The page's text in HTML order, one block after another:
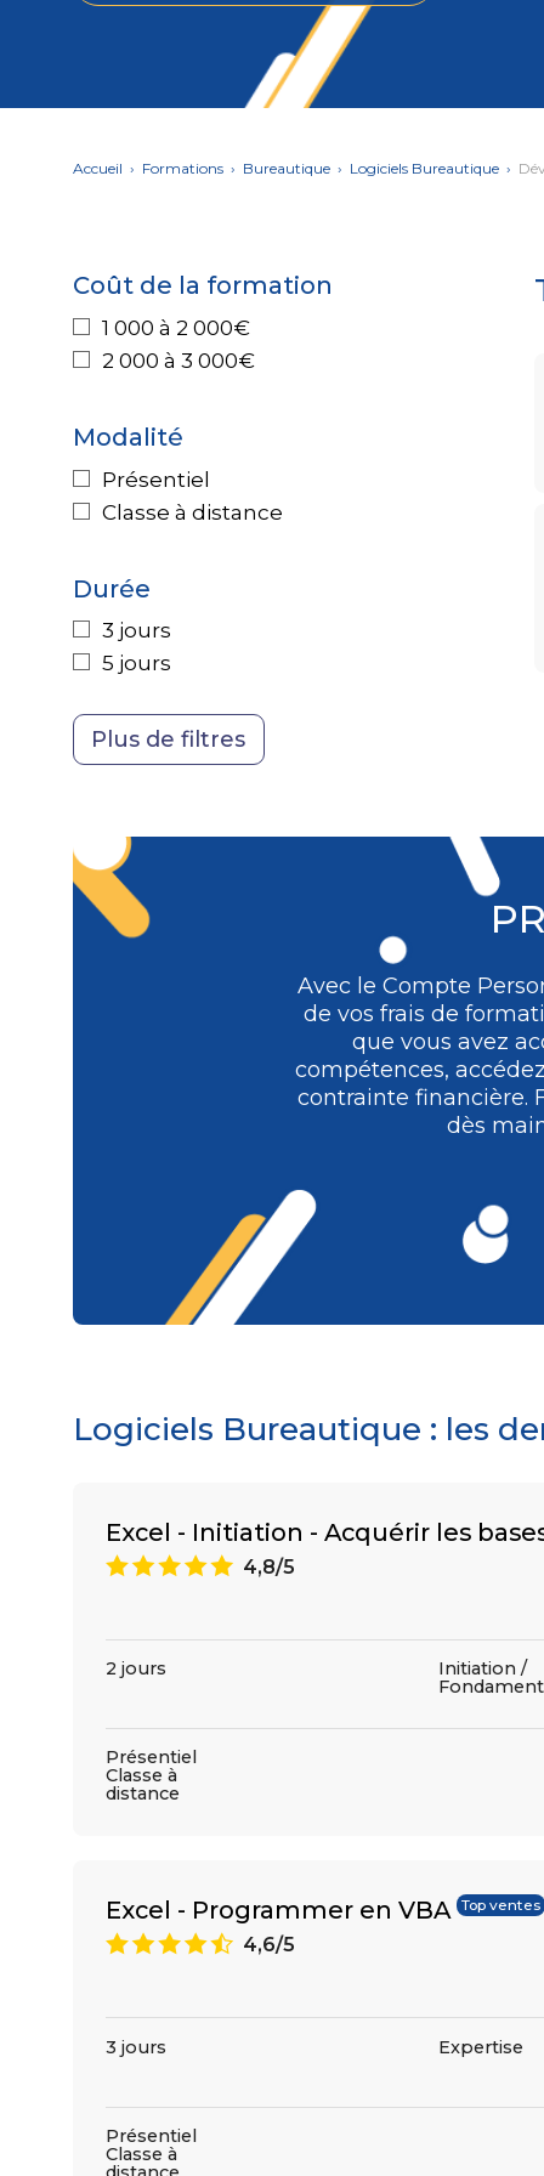
Créer ou refondre un
digitales
SOFT
COMPÉTENCES
INSERTION &
Conseiller en Insertion
Secrétaire Assistant Mé
Accueil › Formations › Bureautique › Logiciels Bureautique ›
Coût de la formation
1 000 à 2 000€
2 000 à 3 000€
Modalité
Présentiel
Classe à distance
Durée
3 jours
5 jours
Avec le Compte
de vos frais de
que vous avez
compétences,
contrainte financière.
dès
Logiciels Bureautique : les
Excel - Initiation - Acquérir les
A 4,8/5
2 jours
Initiation /
Présentiel
Classe à
distance
Excel - Programmer en VBA Top ventes
9 4,6/5
3 jours Expertise
Présentiel
Classe à